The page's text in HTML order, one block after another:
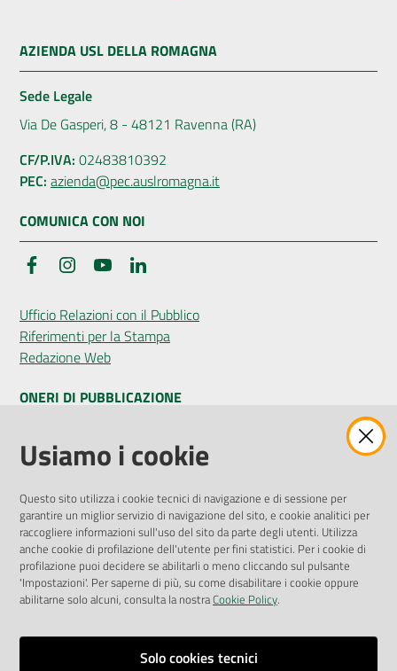
AZIENDA USL DELLA ROMAGNA
Sede Legale
Via De Gasperi, 8 - 48121 Ravenna (RA)
CF/P.IVA: 02483810392
PEC: azienda@pec.auslromagna.it
COMUNICA CON NOI
FacebookInstagramYouTube
Ufficio Relazioni con il Pubblico
Riferimenti per la Stampa
Redazione Web
ONERI DI PUBBLICAZIONE
Amministrazione Trasparente
Pubblicità legale
Privacy Policy
Attuazione Misure PNRR
Liste di Attesa
ENTI, IMPRESE E PARTNER
Fatturazione Elettronica
Usiamo i cookie
Questo sito utilizza i cookie tecnici di navigazione e di sessione per
garantire un miglior servizio di navigazione del sito, e cookie analitici per
raccogliere informazioni sull'uso del sito da parte degli utenti. Utilizza
anche cookie di profilazione dell'utente per fini statistici. Per i cookie di
profilazione puoi decidere se abilitarli o meno cliccando sul pulsante
'Impostazioni'. Per saperne di più, su come disabilitare i cookie oppure
abilitarne solo alcuni, consulta la nostraCookie Policy.
Solo cookies tecnici